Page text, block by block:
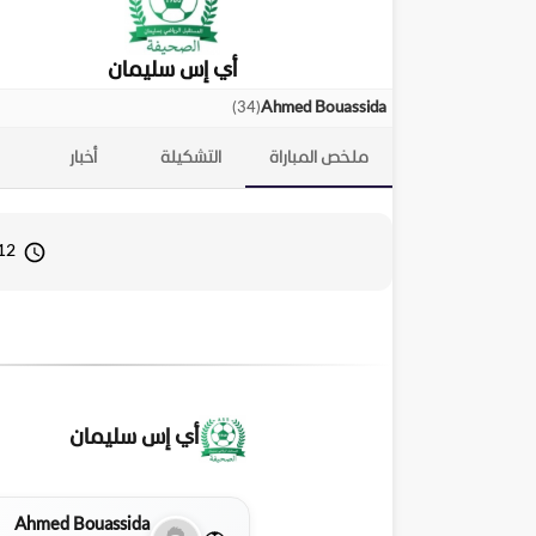
أي إس سليمان
Ahmed Bouassida
(
34
)
ملخص المباراة التشكيلة أخبار
12 أبريل
أي إس سليمان
Ahmed Bouassida